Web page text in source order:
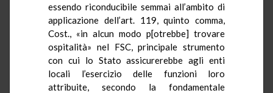
essendo riconducibile semmai all’ambito di
applicazione dell’art. 119, quinto comma,
Cost., «in alcun modo p[otrebbe] trovare
ospitalità» nel FSC, principale strumento
con cui lo Stato assicurerebbe agli enti
locali l’esercizio delle funzioni loro
attribuite, secondo la fondamentale